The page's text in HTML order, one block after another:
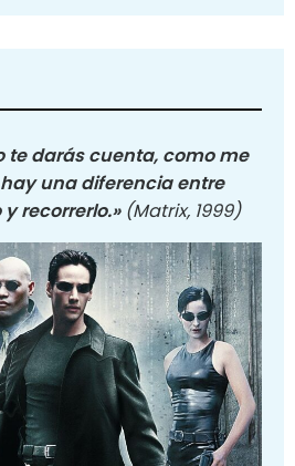
te darás cuenta, como me
una diferencia entre
recorrerlo.» (Matrix, 1999)